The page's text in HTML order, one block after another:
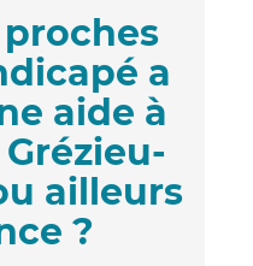
a
aide à
ailleurs
?